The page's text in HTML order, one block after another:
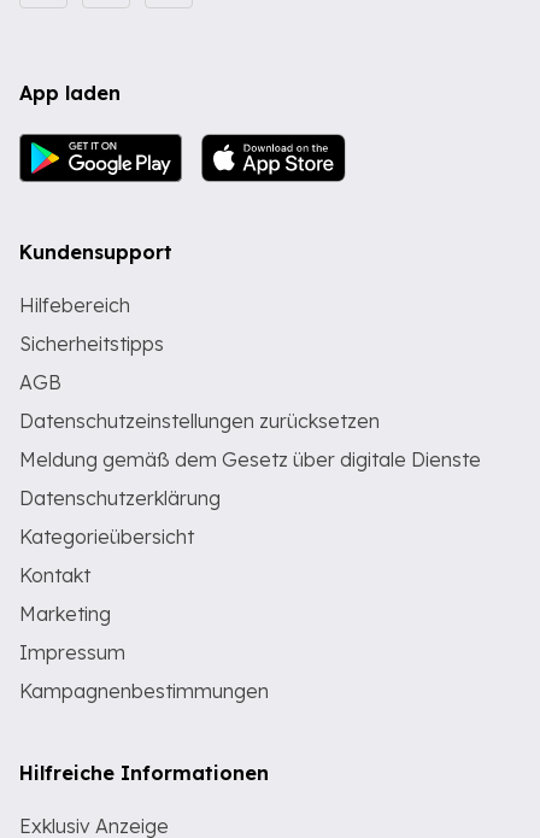
App laden
Kundensupport
Hilfebereich
Sicherheitstipps
AGB
Datenschutzeinstellungen zurücksetzen
Meldung gemäß dem Gesetz über digitale Dienste
Datenschutzerklärung
Kategorieübersicht
Kontakt
Marketing
Impressum
Kampagnenbestimmungen
Hilfreiche Informationen
Exklusiv Anzeige